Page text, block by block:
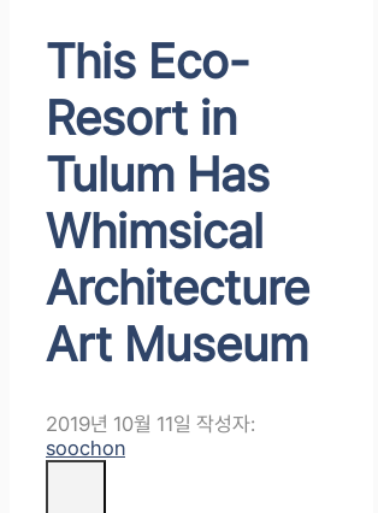
This Eco-
Resort in
Tulum Has
Whimsical
Architecture
Art Museum
2019년 10월 11일 작성자:
soochon